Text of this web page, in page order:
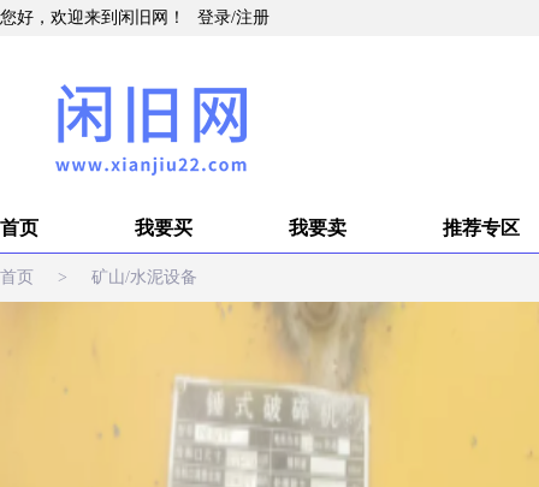
您好，欢迎来到闲旧网！ 登录/注册
首页 我要买 我要卖 推荐专区
首页 > 矿山/水泥设备